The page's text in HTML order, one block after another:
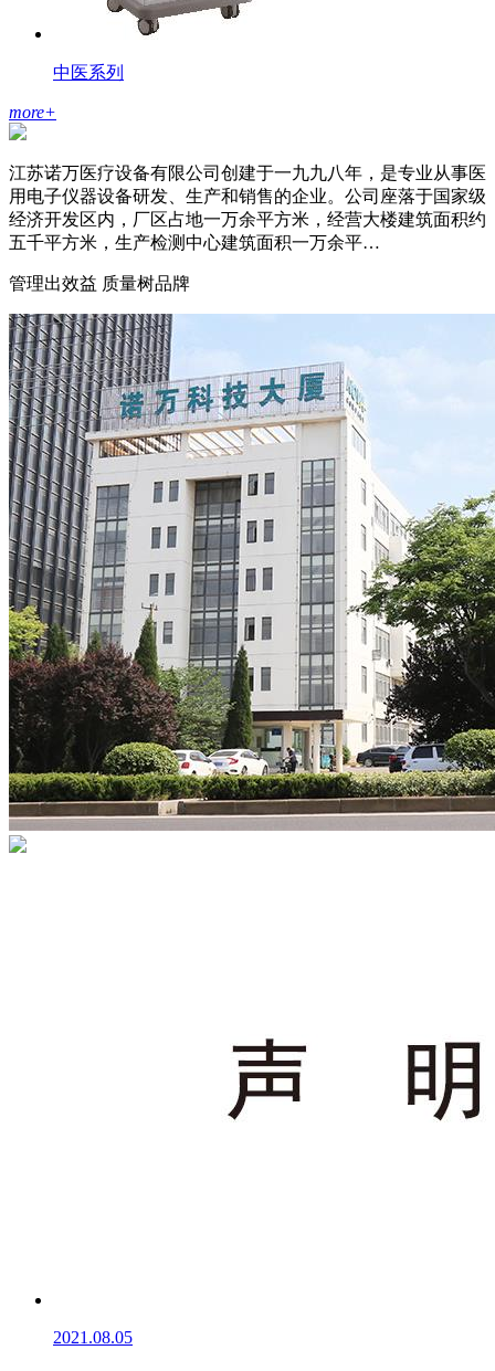
中医系列
more+
江苏诺万医疗设备有限公司创建于一九九八年，是专业从事医
用电子仪器设备研发、生产和销售的企业。公司座落于国家级
经济开发区内，厂区占地一万余平方米，经营大楼建筑面积约
五千平方米，生产检测中心建筑面积一万余平…
管理出效益 质量树品牌
2021.08.05